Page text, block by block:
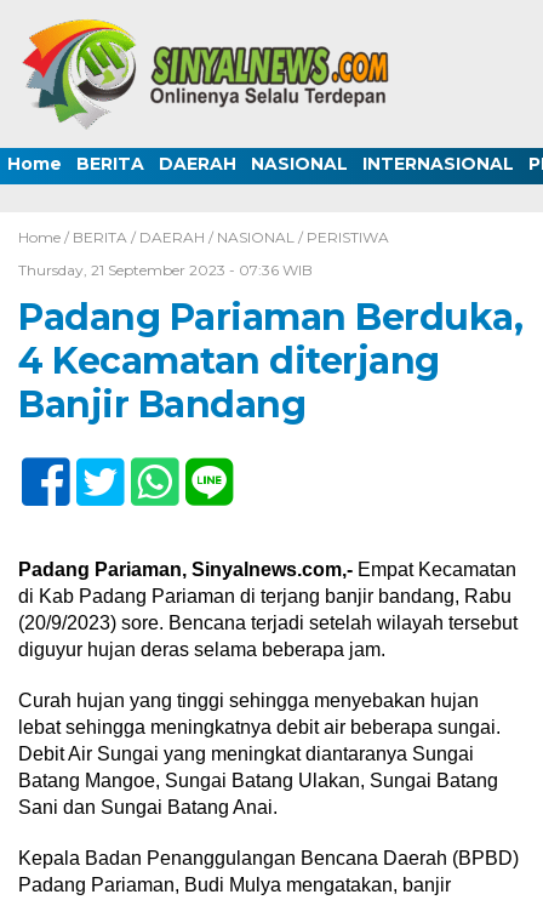
Home BERITA DAERAH NASIONAL INTERNASIONAL
Home / BERITA / DAERAH / NASIONAL / PERISTIWA
Thursday, 21 September 2023 - 07:36 WIB
Padang Pariaman Berduka,
4 Kecamatan diterjang
Banjir Bandang
Padang Pariaman, Sinyalnews.com,- Empat Kecamatan
di Kab Padang Pariaman di terjang banjir bandang, Rabu
(20/9/2023) sore. Bencana terjadi setelah wilayah tersebut
diguyur hujan deras selama beberapa jam.
Curah hujan yang tinggi sehingga menyebakan hujan
lebat sehingga meningkatnya debit air beberapa sungai.
Debit Air Sungai yang meningkat diantaranya Sungai
Batang Mangoe, Sungai Batang Ulakan, Sungai Batang
Sani dan Sungai Batang Anai.
Kepala Badan Penanggulangan Bencana Daerah (BPBD)
Padang Pariaman, Budi Mulya mengatakan, banjir